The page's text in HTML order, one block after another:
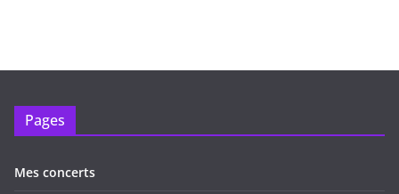
Pages
Mes concerts